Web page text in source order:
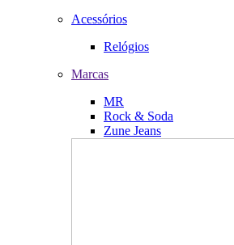
Acessórios
Relógios
Marcas
MR
Rock & Soda
Zune Jeans